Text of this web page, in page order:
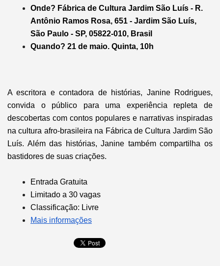
Onde? Fábrica de Cultura Jardim São Luís - R.
Antônio Ramos Rosa, 651 - Jardim São Luís,
São Paulo - SP, 05822-010, Brasil
Quando? 21 de maio. Quinta, 10h
A escritora e contadora de histórias, Janine Rodrigues,
convida o público para uma experiência repleta de
descobertas com contos populares e narrativas inspiradas
na cultura afro-brasileira na Fábrica de Cultura Jardim São
Luís. Além das histórias, Janine também compartilha os
bastidores de suas criações.
Entrada Gratuita
Limitado a 30 vagas
Classificação: Livre
Mais informações